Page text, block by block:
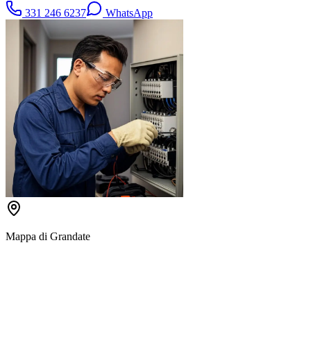
331 246 6237 WhatsApp
Mappa di Grandate